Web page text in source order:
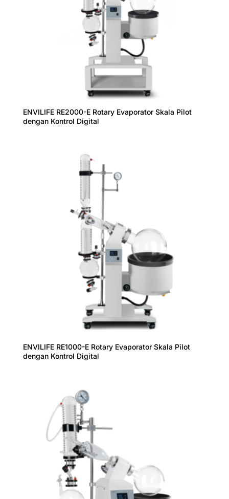
ENVILIFE RE2000-E Rotary Evaporator Skala Pilot
dengan Kontrol Digital
ENVILIFE RE1000-E Rotary Evaporator Skala Pilot
dengan Kontrol Digital